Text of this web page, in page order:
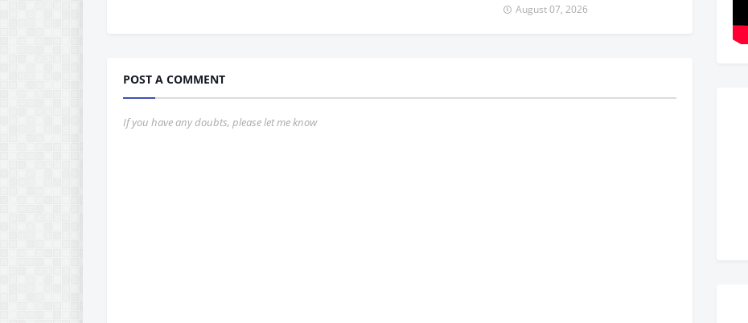
August 07, 2026
POST A COMMENT
If you have any doubts, please let me know